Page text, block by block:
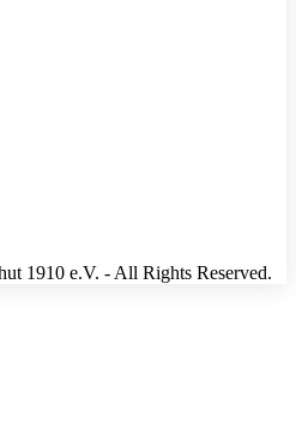
1910 e.V. - All Rights Reserved.